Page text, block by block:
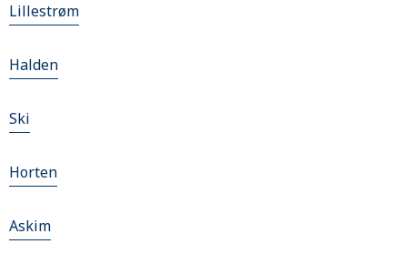
Lillestrøm
Halden
Ski
Horten
Askim